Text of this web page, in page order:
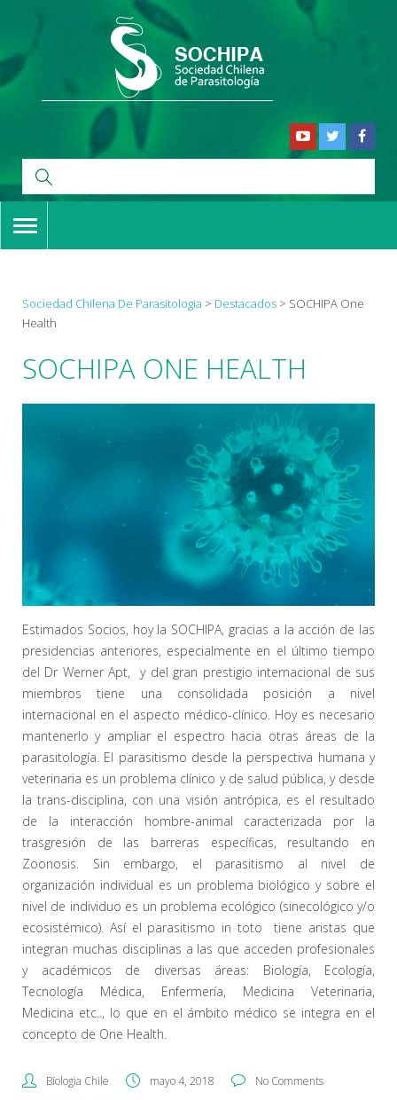
TOGGLE
NAVIGATION
Sociedad Chilena De Parasitologia > Destacados > SOCHIPA One
Health
SOCHIPA ONE HEALTH
Estimados Socios, hoy la SOCHIPA, gracias a la acción de las
presidencias anteriores, especialmente en el último tiempo
del Dr Werner Apt, y del gran prestigio internacional de sus
miembros tiene una consolidada posición a nivel
internacional en el aspecto médico-clínico. Hoy es necesario
mantenerlo y ampliar el espectro hacia otras áreas de la
parasitología. El parasitismo desde la perspectiva humana y
veterinaria es un problema clínico y de salud pública, y desde
la trans-disciplina, con una visión antrópica, es el resultado
de la interacción hombre-animal caracterizada por la
trasgresión de las barreras específicas, resultando en
Zoonosis. Sin embargo, el parasitismo al nivel de
organización individual es un problema biológico y sobre el
nivel de individuo es un problema ecológico (sinecológico y/o
ecosistémico). Así el parasitismo in toto tiene aristas que
integran muchas disciplinas a las que acceden profesionales
y académicos de diversas áreas: Biología, Ecología,
Tecnología Médica, Enfermería, Medicina Veterinaria,
Medicina etc.., lo que en el ámbito médico se integra en el
concepto de One Health.
Biologia Chile mayo 4, 2018
No Comments